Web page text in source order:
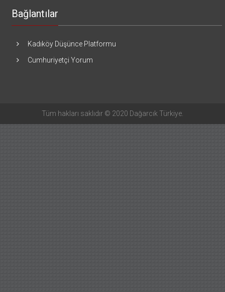
Bağlantılar
Kadıköy Düşünce Platformu
Cumhuriyetçi Yorum
Tüm hakları saklıdır © 2020 Dağarcık Türkiye.